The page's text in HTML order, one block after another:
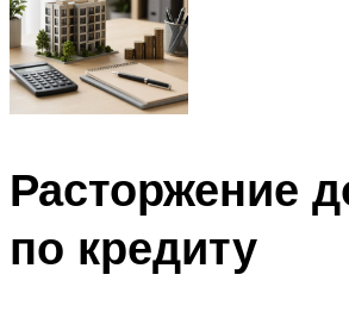
Расторжение
по кредиту